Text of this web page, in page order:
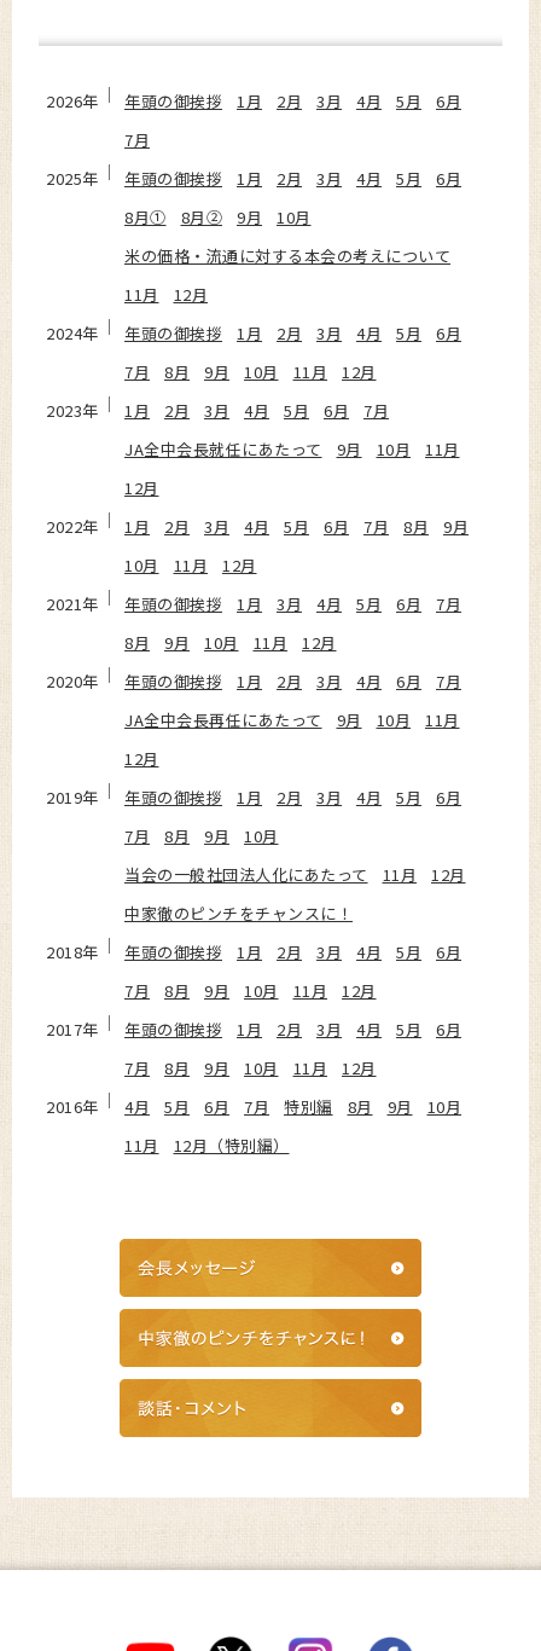
2026年 年頭の御挨拶 1月 2月 3月 4月 5月
6月
7月
2025年
年頭の御挨拶 1月 2月 3月 4月 5月
6月
8月①
8月② 9月
10月
米の価格・流通に対する本会の考えについて
11月
12月
2024年
年頭の御挨拶 1月 2月 3月 4月 5月
6月
7月
8月 9月 10月 11月
12月
2023年
1月 2月 3月 4月 5月 6月
7月
JA全中会長就任にあたって
9月 10月
11月
12月
2022年
1月 2月 3月 4月 5月 6月 7月 8月
9月
10月
11月
12月
2021年
年頭の御挨拶 1月 3月 4月 5月 6月
7月
8月
9月 10月 11月
12月
2020年
年頭の御挨拶 1月 2月 3月 4月 6月
7月
JA全中会長再任にあたって
9月 10月
11月
12月
2019年
年頭の御挨拶 1月 2月 3月 4月 5月
6月
7月
8月 9月
10月
当会の一般社団法人化にあたって
11月
12月
中家徹のピンチをチャンスに！
2018年
年頭の御挨拶 1月 2月 3月 4月 5月
6月
7月
8月 9月 10月 11月
12月
2017年
年頭の御挨拶 1月 2月 3月 4月 5月
6月
7月
8月 9月 10月 11月
12月
2016年
4月 5月 6月 7月 特別編 8月 9月
10月
11月
12月（特別編）